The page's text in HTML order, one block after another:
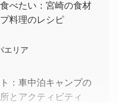
べたい：宮崎の食材
料理のレシピ
エリア
：車中泊キャンプの
とアクティビティ